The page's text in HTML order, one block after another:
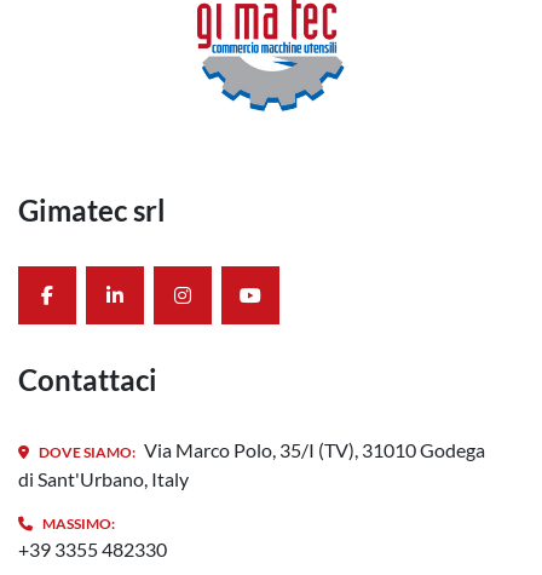
Gimatec srl
facebooklinkedininstagramyoutube
Contattaci
DOVE SIAMO: Via Marco Polo, 35/I (TV), 31010 Godega
di Sant'Urbano, Italy
MASSIMO:
+39 3355 482330